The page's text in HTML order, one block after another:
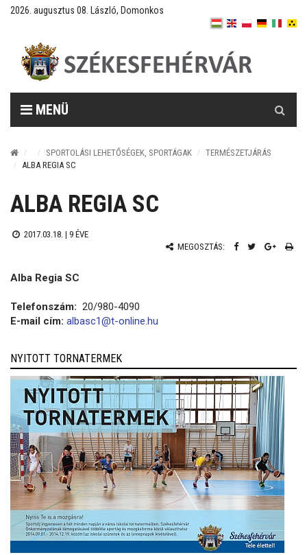
2026. augusztus 08. László, Domonkos
MENÜ
SPORTOLÁSI LEHETŐSÉGEK, SPORTÁGAK
TERMÉSZETJÁRÁS
ALBA REGIA SC
ALBA REGIA SC
2017.03.18. | 9 ÉVE
MEGOSZTÁS:
Alba Regia SC
Telefonszám: 20/980-4090
E-mail cím: albasc1@t-online.hu
NYITOTT TORNATERMEK